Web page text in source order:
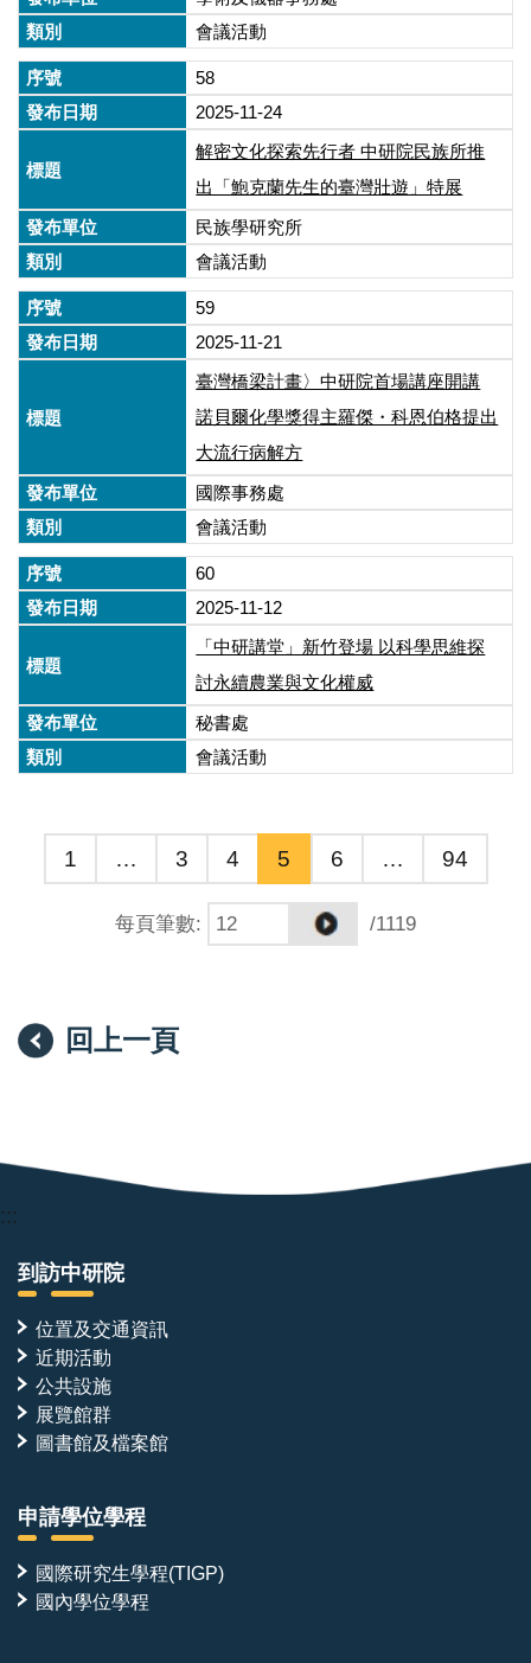
會議活動
58
2025-11-24
解密文化探索先行者 中研院民族所推
出「鮑克蘭先生的臺灣壯遊」特展
民族學研究所
會議活動
59
2025-11-21
臺灣橋梁計畫〉中研院首場講座開講
諾貝爾化學獎得主羅傑・科恩伯格提出
大流行病解方
國際事務處
會議活動
60
2025-11-12
「中研講堂」新竹登場 以科學思維探
討永續農業與文化權威
秘書處
會議活動
1 … 3 4 5 6 … 94
每頁筆數: /1119
回上一頁
:::
到訪中研院
位置及交通資訊
近期活動
公共設施
展覽館群
圖書館及檔案館
申請學位學程
國際研究生學程(TIGP)
國內學位學程